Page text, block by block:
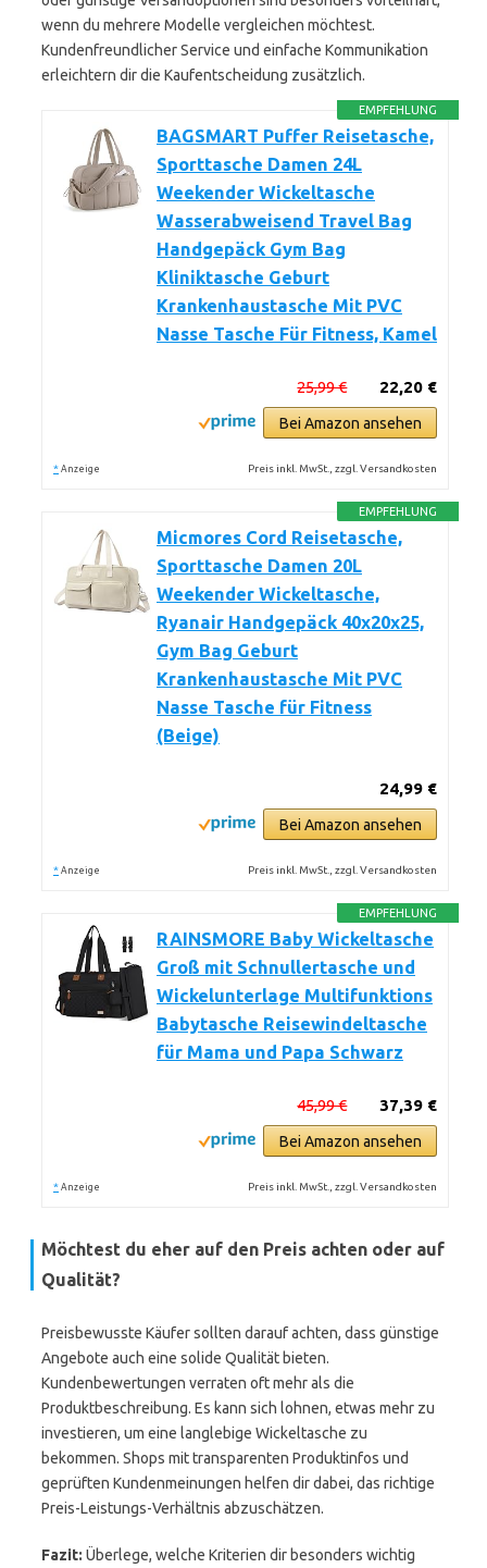
wenn du mehrere Modelle vergleichen möchtest.
Kundenfreundlicher Service und einfache Kommunikation
erleichtern dir die Kaufentscheidung zusätzlich.
EMPFEHLUNG
BAGSMART Puffer Reisetasche,
Sporttasche Damen 24L
Weekender Wickeltasche
Wasserabweisend Travel Bag
Handgepäck Gym Bag
Kliniktasche Geburt
Krankenhaustasche Mit PVC
Nasse Tasche Für Fitness, Kamel
22,20 €
25,99 €
Bei Amazon ansehen
* Anzeige Preis inkl. MwSt., zzgl. Versandkosten
EMPFEHLUNG
Micmores Cord Reisetasche,
Sporttasche Damen 20L
Weekender Wickeltasche,
Ryanair Handgepäck 40x20x25,
Gym Bag Geburt
Krankenhaustasche Mit PVC
Nasse Tasche für Fitness
(Beige)
24,99 €
Bei Amazon ansehen
* Anzeige Preis inkl. MwSt., zzgl. Versandkosten
EMPFEHLUNG
RAINSMORE Baby Wickeltasche
Groß mit Schnullertasche und
Wickelunterlage Multifunktions
Babytasche Reisewindeltasche
für Mama und Papa Schwarz
37,39 €
45,99 €
Bei Amazon ansehen
* Anzeige Preis inkl. MwSt., zzgl. Versandkosten
Möchtest du eher auf den Preis achten oder auf
Qualität?
Preisbewusste Käufer sollten darauf achten, dass günstige
Angebote auch eine solide Qualität bieten.
Kundenbewertungen verraten oft mehr als die
Produktbeschreibung. Es kann sich lohnen, etwas mehr zu
investieren, um eine langlebige Wickeltasche zu
bekommen. Shops mit transparenten Produktinfos und
geprüften Kundenmeinungen helfen dir dabei, das richtige
Preis-Leistungs-Verhältnis abzuschätzen.
Fazit: Überlege, welche Kriterien dir besonders wichtig